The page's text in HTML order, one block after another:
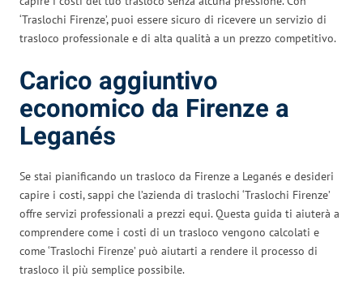
‘Traslochi Firenze’, puoi essere sicuro di ricevere un servizio di
trasloco professionale e di alta qualità a un prezzo competitivo.
Carico aggiuntivo
economico da Firenze a
Leganés
Se stai pianificando un trasloco da Firenze a Leganés e desideri
capire i costi, sappi che l’azienda di traslochi ‘Traslochi Firenze’
offre servizi professionali a prezzi equi. Questa guida ti aiuterà a
comprendere come i costi di un trasloco vengono calcolati e
come ‘Traslochi Firenze’ può aiutarti a rendere il processo di
trasloco il più semplice possibile.